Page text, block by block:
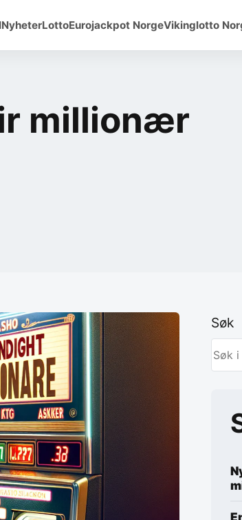
NyheterLottoEurojackpot NorgeVikinglotto
millionær
Søk